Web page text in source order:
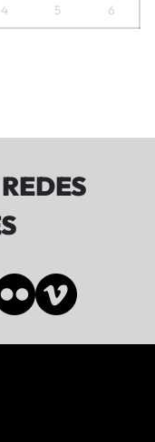
4 5 6